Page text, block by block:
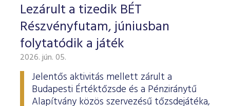
Lezárult a tizedik BÉT
Részvényfutam, júniusban
folytatódik a játék
2026. jún. 05.
Jelentős aktivitás mellett zárult a
Budapesti Értéktőzsde és a Pénziránytű
Alapítvány közös szervezésű tőzsdejátéka,